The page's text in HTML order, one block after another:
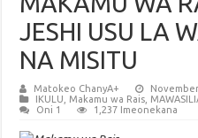
JESHI USU LA
NA MISITU
Matokeo ChanyA+
IKULU
Makamu wa Rais
Oni 1
1,237 Imeonekana